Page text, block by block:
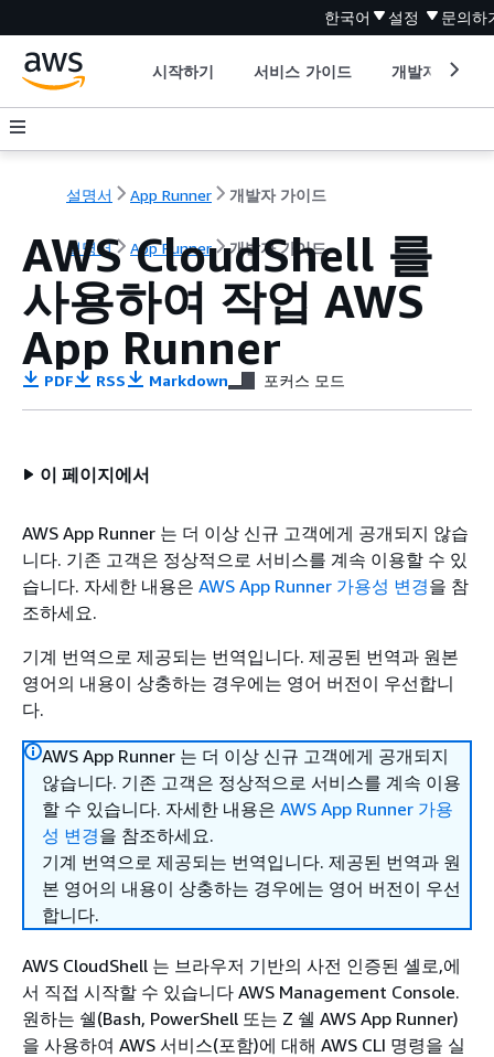
한국어 설정 문의하
시작하기 서비스 가이드 개발자 도구
설명서 App Runner 개발자 가이드
설명서 App Runner 개발자 가이드
AWS CloudShell 를
사용하여 작업 AWS
App Runner
PDF RSS Markdown 포커스 모드
이 페이지에서
AWS App Runner 는 더 이상 신규 고객에게 공개되지 않습
니다. 기존 고객은 정상적으로 서비스를 계속 이용할 수 있
습니다. 자세한 내용은 AWS App Runner 가용성 변경을 참
조하세요.
기계 번역으로 제공되는 번역입니다. 제공된 번역과 원본
영어의 내용이 상충하는 경우에는 영어 버전이 우선합니
다.
AWS App Runner 는 더 이상 신규 고객에게 공개되지
않습니다. 기존 고객은 정상적으로 서비스를 계속 이용
할 수 있습니다. 자세한 내용은 AWS App Runner 가용
성 변경을 참조하세요.
기계 번역으로 제공되는 번역입니다. 제공된 번역과 원
본 영어의 내용이 상충하는 경우에는 영어 버전이 우선
합니다.
AWS CloudShell 는 브라우저 기반의 사전 인증된 셸로,에
서 직접 시작할 수 있습니다 AWS Management Console.
원하는 쉘(Bash, PowerShell 또는 Z 쉘 AWS App Runner)
을 사용하여 AWS 서비스(포함)에 대해 AWS CLI 명령을 실